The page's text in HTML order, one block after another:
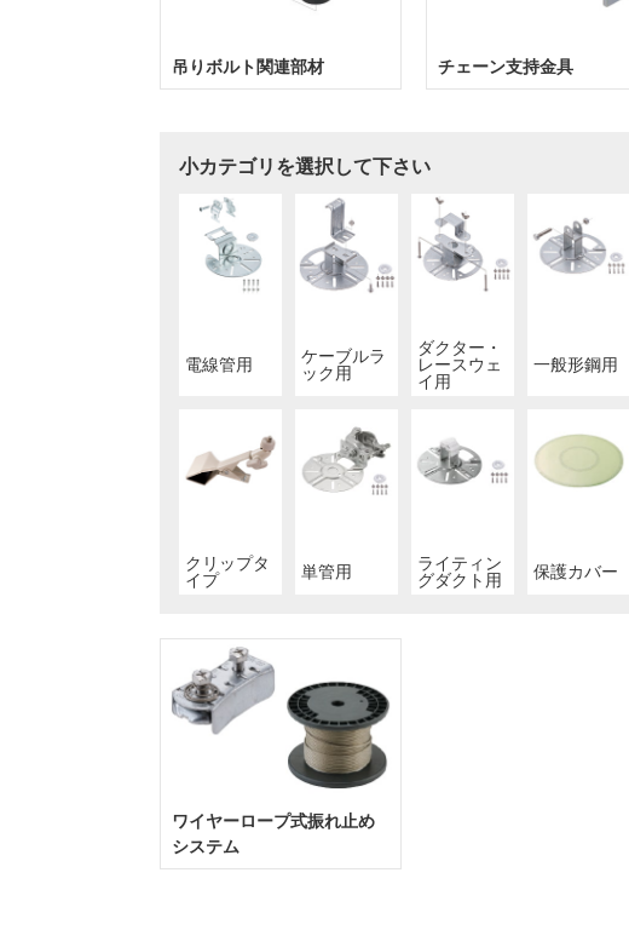
吊りボルト関連部材 チェーン支持金具
小カテゴリを選択して下さい
電線管用
ケーブルラ
ック用
ダクター・
レースウェ
イ用
一般形鋼用
クリップタ
イプ
単管用
ライティン
グダクト用
保護カバー
ワイヤーロープ式振れ止め
システム